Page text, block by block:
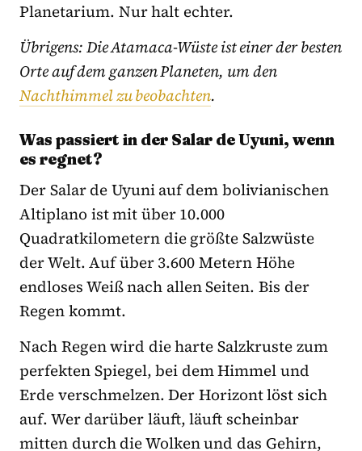
Planetarium. Nur halt echter.
Übrigens: Die Atamaca-Wüste ist einer der besten
Orte auf dem ganzen Planeten, um den
Nachthimmel zu beobachten.
Was passiert in der Salar de Uyuni, wenn
es regnet?
Der Salar de Uyuni auf dem bolivianischen
Altiplano ist mit über 10.000
Quadratkilometern die größte Salzwüste
der Welt. Auf über 3.600 Metern Höhe
endloses Weiß nach allen Seiten. Bis der
Regen kommt.
Nach Regen wird die harte Salzkruste zum
perfekten Spiegel, bei dem Himmel und
Erde verschmelzen. Der Horizont löst sich
auf. Wer darüber läuft, läuft scheinbar
mitten durch die Wolken und das Gehirn,